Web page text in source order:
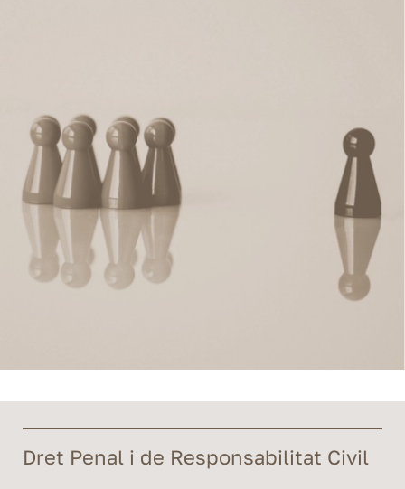
Dret Penal i de Responsabilitat Civil